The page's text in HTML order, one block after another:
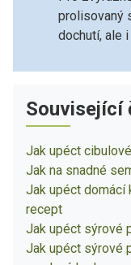
prolisovaný
dochutí, ale
Související
Jak upéct
Jak na snadné
Jak upéct domácí
recept
Jak upéct sýrové
Jak upéct sýrové